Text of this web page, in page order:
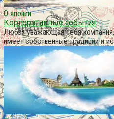
О японии
Корпоративные события
Любая уважающая себя
имеет собственные традиции и